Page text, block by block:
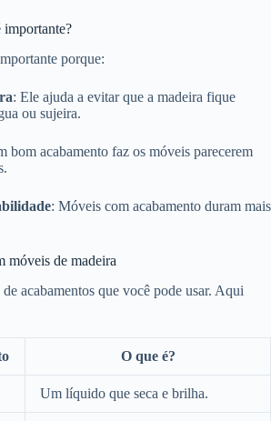
importante?
porque:
: Ele ajuda a evitar que a madeira fique
ou sujeira.
bom acabamento faz os móveis parecerem
: Móveis com acabamento duram mais
móveis de madeira
acabamentos que você pode usar. Aqui
O que é?
Um líquido que seca e brilha.